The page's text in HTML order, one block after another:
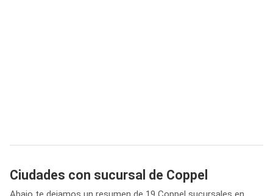
Ciudades con sucursal de Coppel